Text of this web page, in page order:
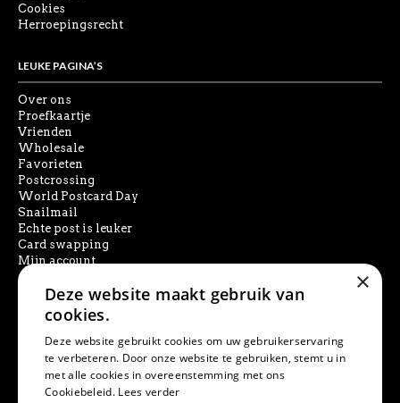
Cookies
Herroepingsrecht
LEUKE PAGINA’S
Over ons
Proefkaartje
Vrienden
Wholesale
Favorieten
Postcrossing
World Postcard Day
Snailmail
Echte post is leuker
Card swapping
Mijn account
SOCIAL MEDIA
PRODUCT ZOEKEN
×
Deze website maakt gebruik van
cookies.
Deze website gebruikt cookies om uw gebruikerservaring
te verbeteren. Door onze website te gebruiken, stemt u in
met alle cookies in overeenstemming met ons
Cookiebeleid. Lees verder